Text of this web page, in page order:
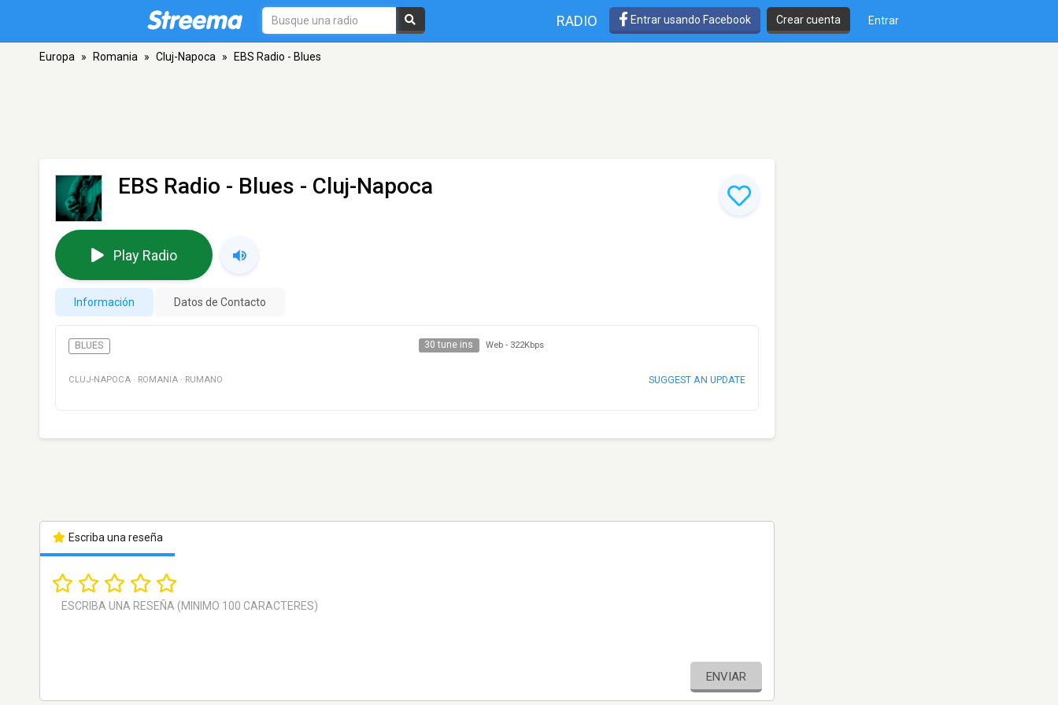
RADIO Entrar usando Facebook Crear cuenta Entrar
Europa » Romania » Cluj-Napoca » EBS Radio - Blues
EBS Radio - Blues - Cluj-Napoca
Play Radio
Información Datos de Contacto
BLUES 30 tune ins Web - 322Kbps
CLUJ-NAPOCA · ROMANIA · RUMANO SUGGEST AN UPDATE
Escriba una reseña
ENVIAR